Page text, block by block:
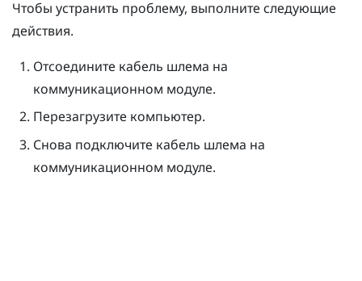
Чтобы устранить проблему, выполните следующие
действия.
Отсоедините кабель шлема на
коммуникационном модуле.
Перезагрузите компьютер.
Снова подключите кабель шлема на
коммуникационном модуле.